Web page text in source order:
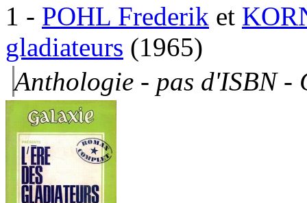
1 - POHL Frederik et
gladiateurs (1965)
Anthologie - pas d'ISBN -